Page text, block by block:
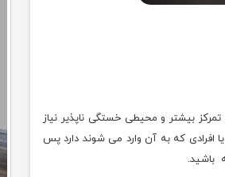
بیشتر و محیطی خستگی ناپذیر نیاز
افرادی که به آن وارد می شوند دارد پس
باشید.